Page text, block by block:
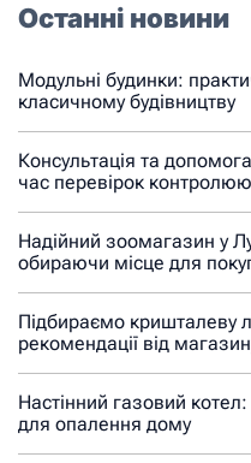
Останні новини
Модульні будинки:
класичному будівництву
Консультація та
час перевірок
Надійний зоомагазин у
обираючи місце для
Підбираємо кришталеву
рекомендації від
Настінний газовий
для опалення дому